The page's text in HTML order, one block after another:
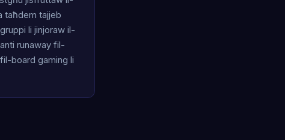
taħdem tajjeb
li jinjoraw il-
runaway fil-
board gaming li